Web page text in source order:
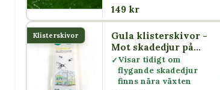
149 kr
Klisterskivor
Gula klisterskivor -
Mot skadedjur på
växter
Visar tidigt om
flygande skadedjur
finns nära växten